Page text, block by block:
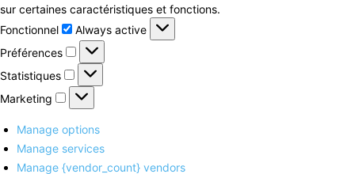
sur certaines caractéristiques et fonctions.
Fonctionnel
Fonctionnel
Always active
Préférences
Préférences
Statistiques
Statistiques
Marketing
Marketing
Manage options
Manage services
Manage {vendor_count} vendors